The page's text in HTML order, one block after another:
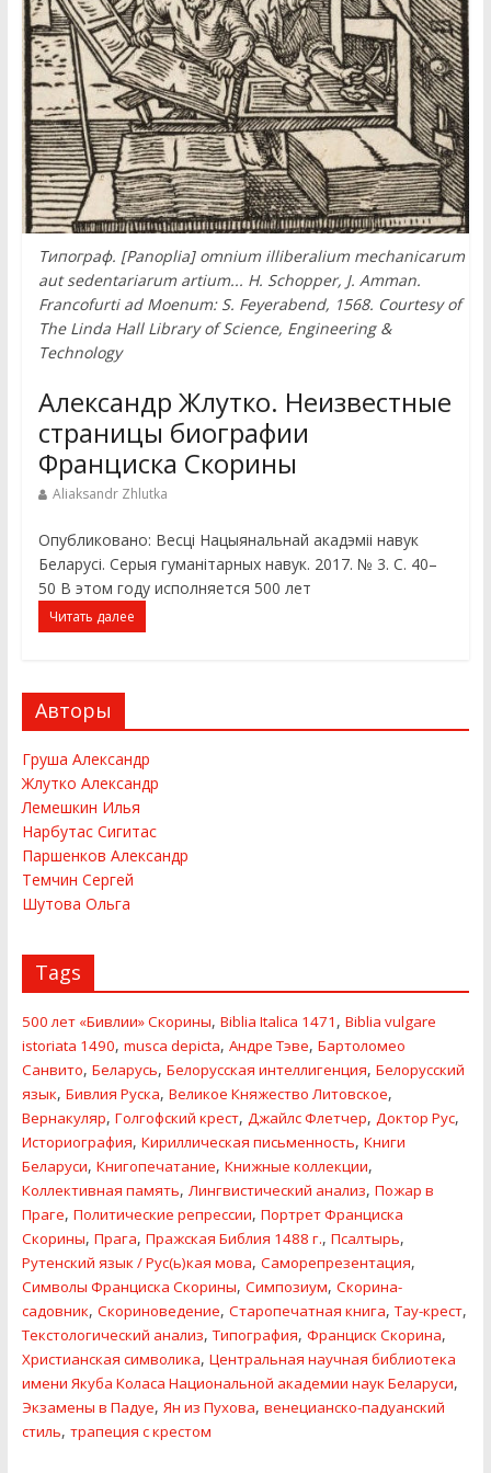
Типограф. [Panoplia] omnium illiberalium mechanicarum
aut sedentariarum artium... H. Schopper, J. Amman.
Francofurti ad Moenum: S. Feyerabend, 1568. Courtesy of
The Linda Hall Library of Science, Engineering &
Technology
Александр Жлутко. Неизвестные
страницы биографии
Франциска Скорины
Aliaksandr Zhlutka
Опубликовано: Весці Нацыянальнай акадэміі навук
Беларусі. Серыя гуманітарных навук. 2017. № 3. С. 40–
50 В этом году исполняется 500 лет
Читать далее
Авторы
Груша Александр
Жлутко Александр
Лемешкин Илья
Нарбутас Сигитас
Паршенков Александр
Темчин Сергей
Шутова Ольга
Tags
500 лет «Бивлии» Скорины, Biblia Italica 1471 , Biblia vulgare
istoriata 1490, musca depicta, Андре Тэве, Бартоломео
Санвито, Беларусь, Белорусская интеллигенция, Белорусский
язык, Бивлия Руска, Великое Княжество Литовское,
Вернакуляр, Голгофский крест, Джайлс Флетчер, Доктор Рус,
Историография, Кириллическая письменность, Книги
Беларуси, Книгопечатание, Книжные коллекции,
Коллективная память,Лингвистический анализ, Пожар в
Праге, Политические репресcии, Портрет Франциска
Скорины, Прага, Пражская Библия 1488 г., Псалтырь,
Рутенский язык / Рус(ь)кая мова, Саморепрезентация,
Символы Франциска Скорины, Симпозиум, Скорина-
садовник, Скориноведение, Старопечатная книга,Тау-крест,
Текстологический анализ,Типография, Франциск Скорина,
Христианская символика, Центральная научная библиотека
имени Якуба Коласа Национальной академии наук Беларуси,
Экзамены в Падуе, Ян из Пухова, венецианско-падуанский
стиль, трапеция с крестом